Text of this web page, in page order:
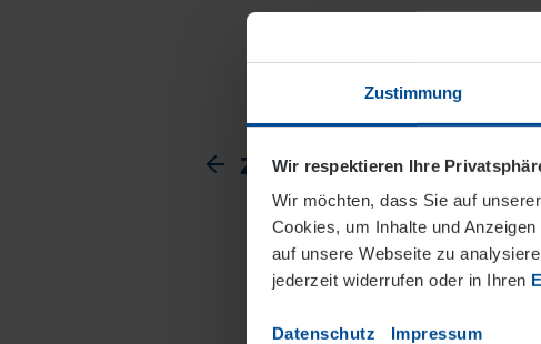
Zustimmung
Wir respektieren Ihre
Wir möchten, dass Sie auf
Cookies, um Inhalte und
auf unsere Webseite zu
jederzeit widerrufen oder in Ihren
Datenschutz Impressum
Zur Übersicht